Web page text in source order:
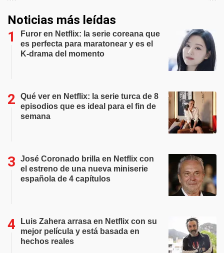
Noticias más leídas
Furor en Netflix: la serie coreana que
es perfecta para maratonear y es el
K-drama del momento
Qué ver en Netflix: la serie turca de 8
episodios que es ideal para el fin de
semana
José Coronado brilla en Netflix con
el estreno de una nueva miniserie
española de 4 capítulos
Luis Zahera arrasa en Netflix con su
mejor película y está basada en
hechos reales